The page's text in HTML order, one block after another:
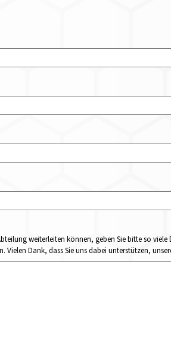
weiterleiten können, geben Sie bitte so
Dank, dass Sie uns dabei unterstützen,